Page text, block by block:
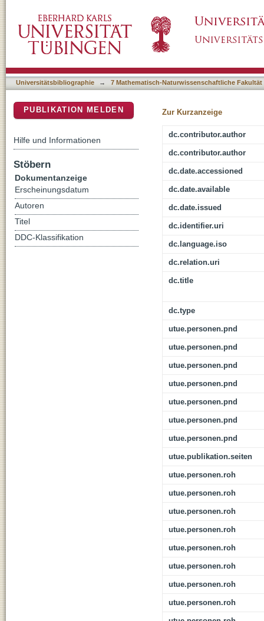
soil microbial communities
Universitätsbibliographie → 7 Mathematisch-Naturwissenschaftliche Fakultät
Zur Kurzanzeige
dc.contributor.author
dc.contributor.author
dc.date.accessioned
dc.date.available
dc.date.issued
dc.identifier.uri
dc.language.iso
dc.relation.uri
dc.title
dc.type
utue.personen.pnd
utue.personen.pnd
utue.personen.pnd
utue.personen.pnd
utue.personen.pnd
utue.personen.pnd
utue.personen.pnd
utue.publikation.seiten
utue.personen.roh
utue.personen.roh
utue.personen.roh
utue.personen.roh
utue.personen.roh
utue.personen.roh
utue.personen.roh
utue.personen.roh
PUBLIKATION MELDEN
Hilfe und Informationen
Stöbern
Dokumentanzeige
Erscheinungsdatum
Autoren
Titel
DDC-Klassifikation